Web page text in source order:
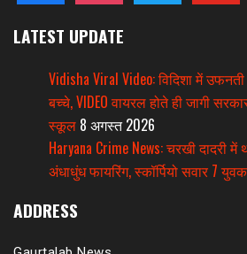
LATEST UPDATE
Vidisha Viral Video: विदिशा में
बच्चे, VIDEO वायरल होते ही जागी
स्कूल 8 अगस्त 2026
Haryana Crime News: चरखी दादरी
अंधाधुंध फायरिंग, स्कॉर्पियो सवार 7
ADDRESS